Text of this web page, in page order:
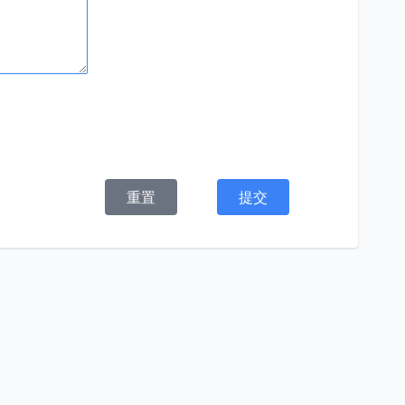
重置 提交